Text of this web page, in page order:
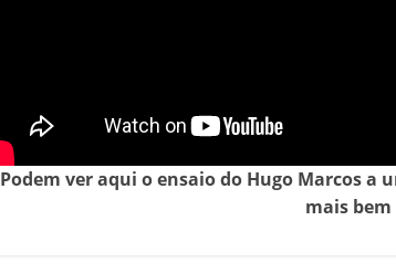
Podem ver aqui o ensaio do Hugo Marcos
mais